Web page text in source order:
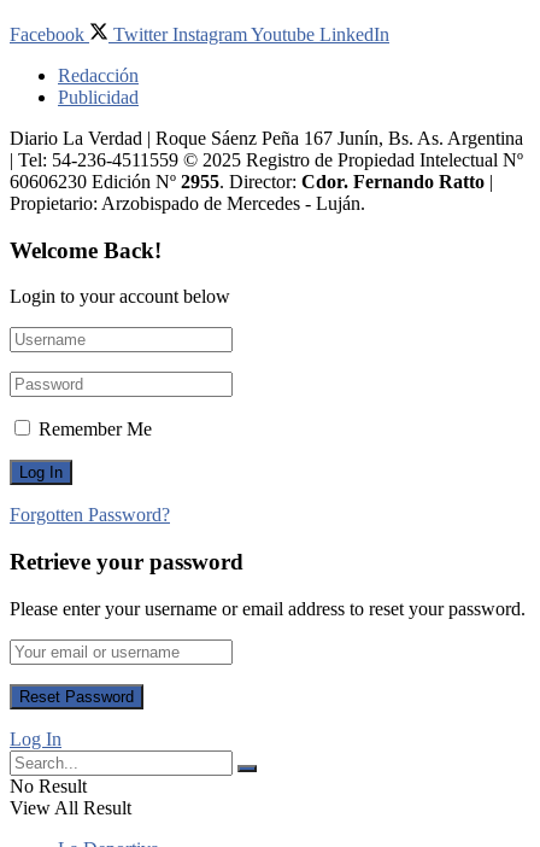
Facebook Twitter InstagramYoutube LinkedIn
Redacción
Publicidad
Diario La Verdad | Roque Sáenz Peña 167 Junín, Bs. As. Argentina
| Tel: 54-236-4511559 © 2025 Registro de Propiedad Intelectual Nº
60606230 Edición Nº 2955. Director:​ Cdor. Fernando Ratto |
Propietario:​ Arzobispado de Mercedes - Luján.
Welcome Back!
Login to your account below
Remember Me
Forgotten Password?
Retrieve your password
Please enter your username or email address to reset your password.
Log In
No Result
View All Result